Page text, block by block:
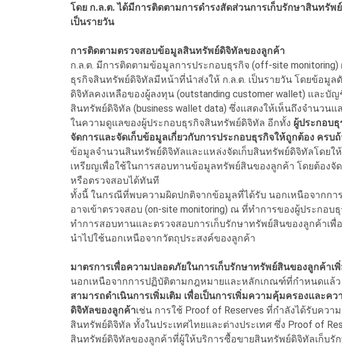
โดย ก.ล.ต. ได้มีการติดตามการดำรงสัดส่วนการเก็บรักษาสินทรั
เป็นรายวัน
การติดตามตรวจสอบข้อมูลสินทรัพย์ดิจิทัลของลูกค้า
ก.ล.ต. มีการติดตามข้อมูลการประกอบธุรกิจ (off-site
ธุรกิจสินทรัพย์ดิจิทัลมีหน้าที่นำส่งให้ ก.ล.ต. เป็นรายวัน โดยข้อมู
ดิจิทัลคงเหลือของผู้ลงทุน (outstanding customer wallet) และ
สินทรัพย์ดิจิทัล (business wallet data) ซึ่งแสดงให้เห็นถึงจำนวน
ในความดูแลของผู้ประกอบธุรกิจสินทรัพย์ดิจิทัล อีกทั้ง ผู้ประกอบ
จัดการและจัดเก็บข้อมูลเกี่ยวกับการประกอบธุรกิจให้ถูกต้อง ครบ
ข้อมูลจำนวนสินทรัพย์ดิจิทัลและแหล่งจัดเก็บสินทรัพย์ดิจิทัลโดย
เหรียญเพื่อใช้ในการสอบทานข้อมูลทรัพย์สินของลูกค้า โดยต้องจั
หรือตรวจสอบได้ทันที
ทั้งนี้ ในกรณีที่พบความผิดปกติจากข้อมูลที่ได้รับ นอกเหนือจากกา
อาจเข้าตรวจสอบ (on-site monitoring) ณ ที่ทำการของผู้ประกอ
ทำการสอบทานและตรวจสอบการเก็บรักษาทรัพย์สินของลูกค้าเ
นำไปใช้นอกเหนือจากวัตถุประสงค์ของลูกค้า
มาตรการเพื่อความปลอดภัยในการเก็บรักษาทรัพย์สินของลูกค้าเพิ่
นอกเหนือจากการปฏิบัติตามกฎหมายและหลักเกณฑ์ที่กำหนดแล้ว
สามารถดำเนินการเพิ่มเติม เพื่อเป็นการเพิ่มความคุ้มครองและค
ดิจิทัลของลูกค้าเช่น การใช้ Proof of Reserves ที่กำลังได้รับคว
สินทรัพย์ดิจิทัล ทั้งในประเทศไทยและต่างประเทศ ซึ่ง Proof of
สินทรัพย์ดิจิทัลของลูกค้าที่ผู้ให้บริการซื้อขายสินทรัพย์ดิจิทัลเก็บรั